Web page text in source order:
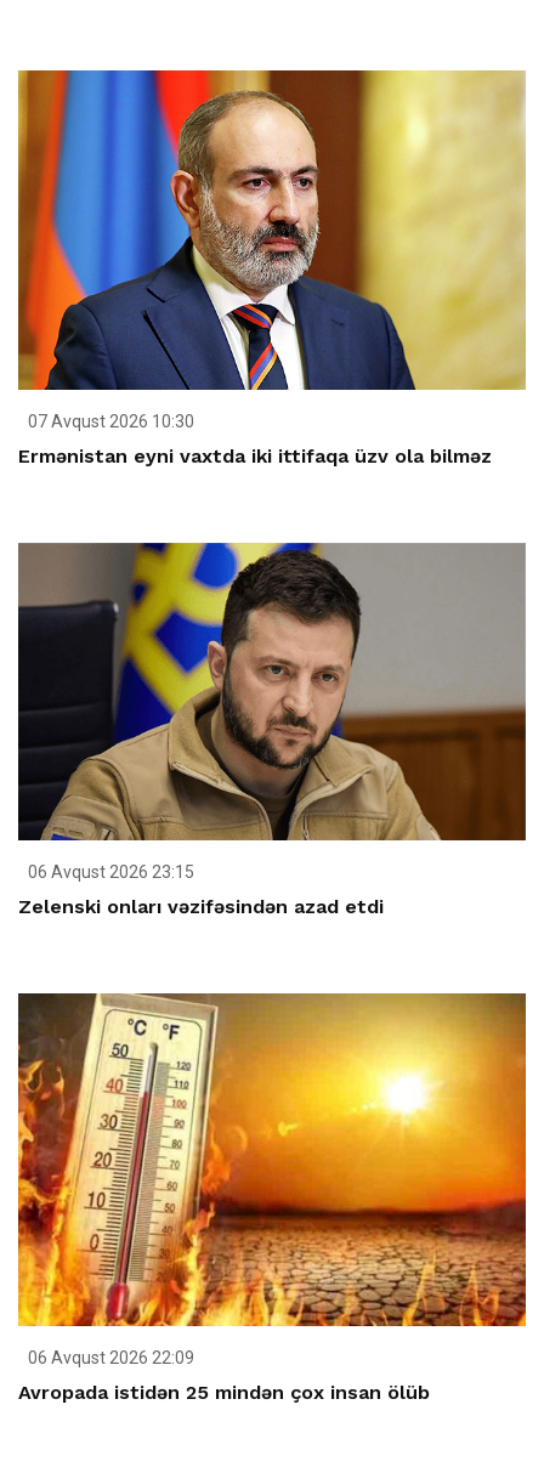
07 Avqust 2026 10:30
Ermənistan eyni vaxtda iki ittifaqa üzv ola bilməz
06 Avqust 2026 23:15
Zelenski onları vəzifəsindən azad etdi
06 Avqust 2026 22:09
Avropada istidən 25 mindən çox insan ölüb